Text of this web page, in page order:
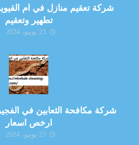
تطهير وتعقيم
23 يونيو، 2024
ارخص اسعار
23 يونيو، 2024